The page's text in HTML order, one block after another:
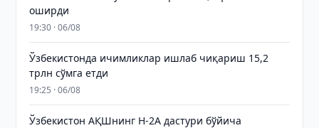
оширди
19:30 · 06/08
Ўзбекистонда ичимликлар ишлаб чиқариш 15,2
трлн сўмга етди
19:25 · 06/08
Ўзбекистон АҚШнинг H-2A дастури бўйича